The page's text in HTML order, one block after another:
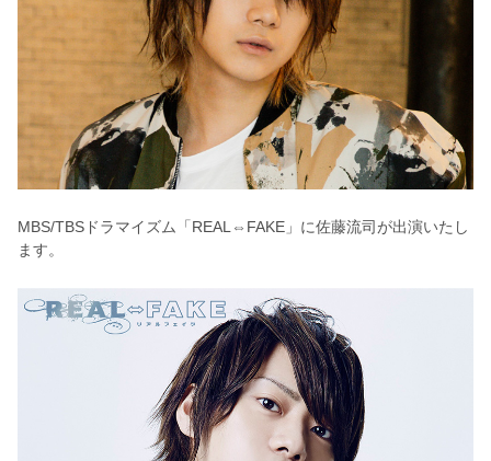
MBS/TBSドラマイズム「REAL⇔FAKE」に佐藤流司が出演いたし
ます。